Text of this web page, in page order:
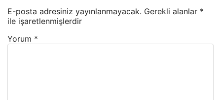
E-posta adresiniz yayınlanmayacak. Gerekli alanlar *
ile işaretlenmişlerdir
Yorum *